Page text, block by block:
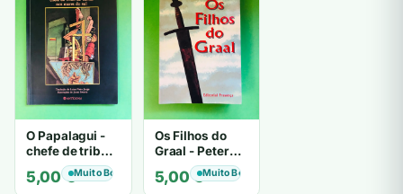
O Papalagui -
chefe de tribo
de tiavéa
5,00€Muito Bom
Os Filhos do
Graal - Peter
Berling
5,00€Muito Bom